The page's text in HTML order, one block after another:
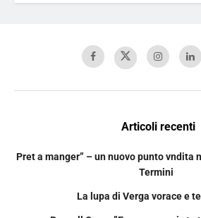
Articoli recenti
Pret a manger” – un nuovo punto vndita
Termini
La lupa di Verga vorace e